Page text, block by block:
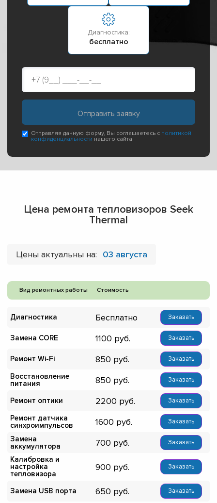
Диагностика:
бесплатно
Отправляя данную форму, Вы соглашаетесь с политикой
конфиденциальности нашего сайта
Цена ремонта тепловизоров Seek
Thermal
Цены актуальны на: 03 августа
Вид ремонтных работы Стоимость
Диагностика Бесплатно Заказать
Замена CORE 1100 Заказать
Ремонт Wi-Fi 850 Заказать
Восстановление
питания
850 Заказать
Ремонт оптики 2200 Заказать
Ремонт датчика
синхроимпульсов
1600 Заказать
Замена
аккумулятора
700 Заказать
Калибровка и
настройка
тепловизора
900 Заказать
Замена USB порта 650 Заказать